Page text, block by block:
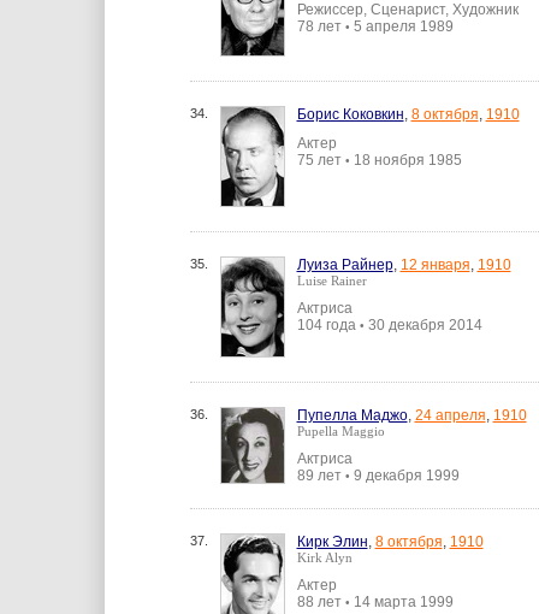
Режиссер, Сценарист, Художник
78 лет • 5 апреля 1989
34. Борис Коковкин, 8 октября, 1910
Актер
75 лет • 18 ноября 1985
35. Луиза Райнер, 12 января, 1910
Luise Rainer
Актриса
104 года • 30 декабря 2014
36. Пупелла Маджо, 24 апреля, 1910
Pupella Maggio
Актриса
89 лет • 9 декабря 1999
37. Кирк Элин, 8 октября, 1910
Kirk Alyn
Актер
88 лет • 14 марта 1999